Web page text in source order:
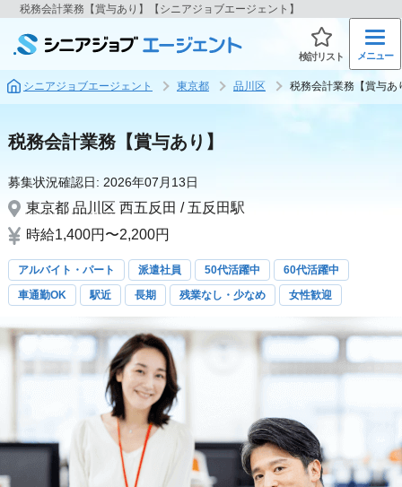
税務会計業務【賞与あり】【シニアジョブエージェント】
検討リスト メニュー
シニアジョブエージェント 東京都 品川区 税務会計業務【賞与あ
税務会計業務【賞与あり】
募集状況確認日: 2026年07月13日
東京都 品川区 西五反田 / 五反田駅
時給1,400円〜2,200円
アルバイト・パート 派遣社員 50代活躍中
60代活躍中
車通勤OK
駅近 長期 残業なし・少なめ 女性歓迎